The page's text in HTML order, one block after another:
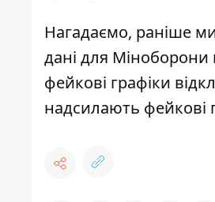
Нагадаємо, раніше
дані для
фейкові графіки
надсилають фейкові